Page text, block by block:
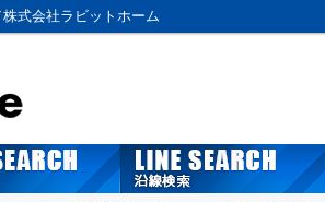
式会社ラビットホーム